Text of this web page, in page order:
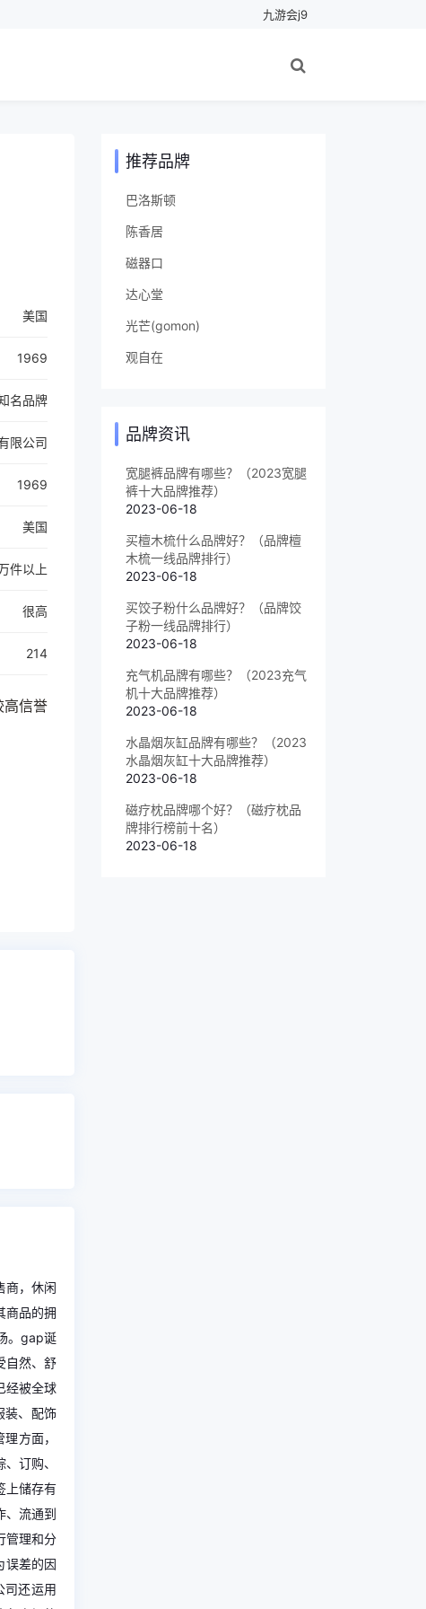
九游会j9
美国
1969
名品牌
限公司
1969
美国
件以上
很高
214
高信誉
商，休闲
商品的拥
。gap诞
自然、舒
经被全球
装、配饰
方面，
订购、
上储存有
、流通到
管理和分
误差的因
司还运用
推荐品牌
巴洛斯顿
陈香居
磁器口
达心堂
光芒(gomon)
观自在
品牌资讯
宽腿裤品牌有哪些？（2023宽腿
裤十大品牌推荐）
2023-06-18
买檀木梳什么品牌好？（品牌檀
木梳一线品牌排行）
2023-06-18
买饺子粉什么品牌好？（品牌饺
子粉一线品牌排行）
2023-06-18
充气机品牌有哪些？（2023充气
机十大品牌推荐）
2023-06-18
水晶烟灰缸品牌有哪些？（2023
水晶烟灰缸十大品牌推荐）
2023-06-18
磁疗枕品牌哪个好？（磁疗枕品
牌排行榜前十名）
2023-06-18